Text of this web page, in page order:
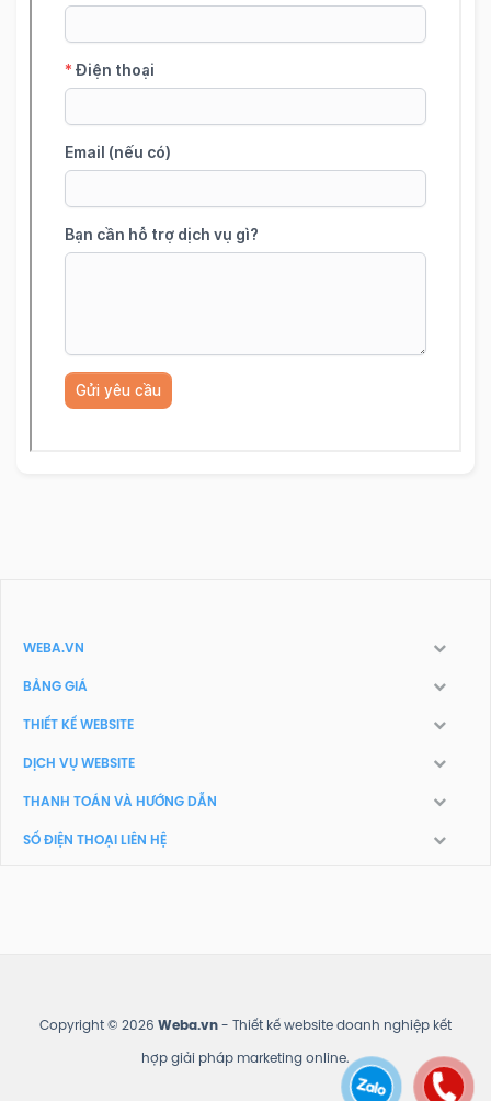
WEBA.VN
BẢNG GIÁ
THIẾT KẾ WEBSITE
DỊCH VỤ WEBSITE
THANH TOÁN VÀ HƯỚNG DẪN
SỐ ĐIỆN THOẠI LIÊN HỆ
Copyright © 2026 Weba.vn - Thiết kế website doanh nghiệp kết
hợp giải pháp marketing online.